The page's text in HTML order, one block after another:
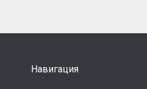
Навигация